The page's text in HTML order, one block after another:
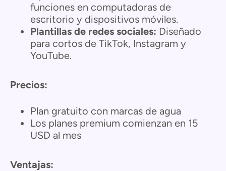
funciones en computadoras de
escritorio y dispositivos móviles.
Plantillas de redes sociales: Diseñado
para cortos de TikTok, Instagram y
YouTube.
Precios:
Plan gratuito con marcas de agua
Los planes premium comienzan en 15
USD al mes
Ventajas: